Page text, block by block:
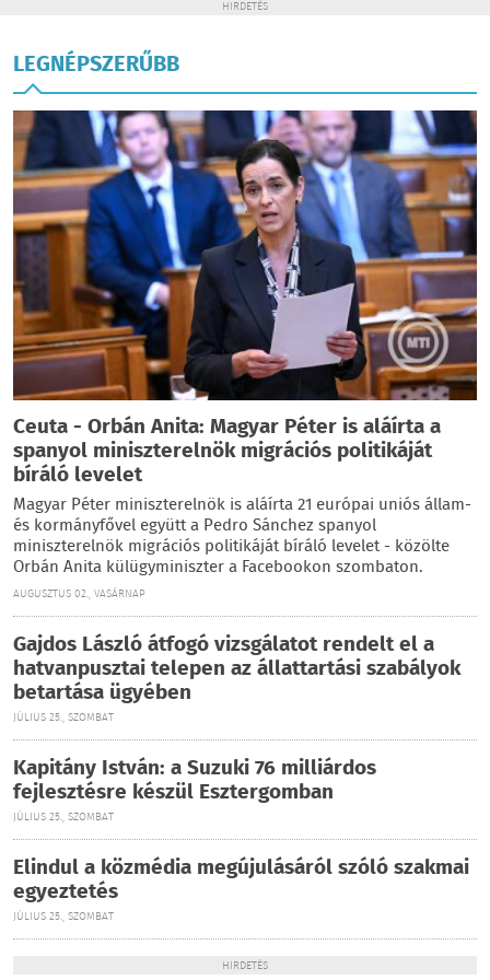
HIRDETÉS
LEGNÉPSZERŰBB
Ceuta - Orbán Anita: Magyar Péter is aláírta a
spanyol miniszterelnök migrációs politikáját
bíráló levelet
Magyar Péter miniszterelnök is aláírta 21 európai uniós állam-
és kormányfővel együtt a Pedro Sánchez spanyol
miniszterelnök migrációs politikáját bíráló levelet - közölte
Orbán Anita külügyminiszter a Facebookon szombaton.
AUGUSZTUS 02., VASÁRNAP
Gajdos László átfogó vizsgálatot rendelt el a
hatvanpusztai telepen az állattartási szabályok
betartása ügyében
JÚLIUS 25., SZOMBAT
Kapitány István: a Suzuki 76 milliárdos
fejlesztésre készül Esztergomban
JÚLIUS 25., SZOMBAT
Elindul a közmédia megújulásáról szóló szakmai
egyeztetés
JÚLIUS 25., SZOMBAT
HIRDETÉS